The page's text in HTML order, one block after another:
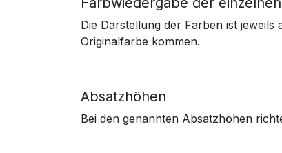
Die Darstellung der Farben ist
Originalfarbe kommen.
Absatzhöhen
Bei den genannten Absatzhöhen